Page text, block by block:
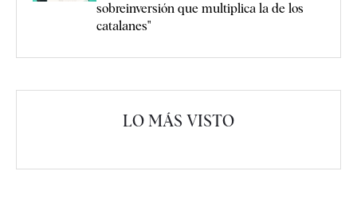
sobreinversión que multiplica la de los
catalanes"
LO MÁS VISTO